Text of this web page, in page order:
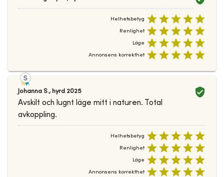
Helhetsbetyg
Renlighet
Läge
Annonsens korrekthet
Johanna S., hyrd 2025
Avskilt och lugnt läge mitt i naturen. Total
avkoppling.
Helhetsbetyg
Renlighet
Läge
Annonsens korrekthet